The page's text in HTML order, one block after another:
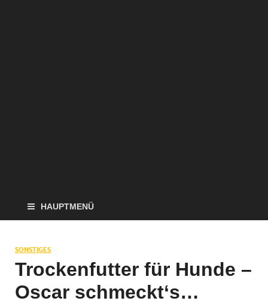
HAUPTMENÜ
SONSTIGES
Trockenfutter für Hunde –
Oscar schmeckt‘s…